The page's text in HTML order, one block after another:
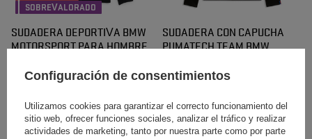
SOBREVALORADO
SUDADERA DEPORTIVA BMW
MOTORSPORT PARA HOMBRE
77,90 €
Precio más bajo en 30 días antes
del descuento:111,40 € -30%
SUDADERA CON CAPUCHA
PUMATECH TEAM BMW
120,70 € artículo
Configuración de consentimientos
Utilizamos cookies para garantizar el correcto funcionamiento del
sitio web, ofrecer funciones sociales, analizar el tráfico y realizar
actividades de marketing, tanto por nuestra parte como por parte